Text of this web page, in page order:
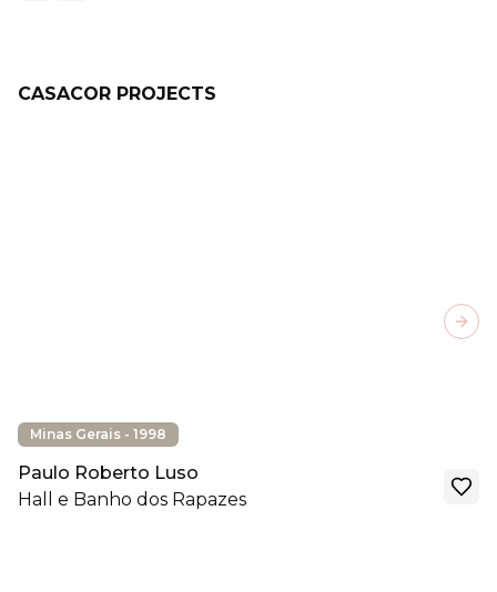
CASACOR PROJECTS
Minas Gerais - 1998
Paulo Roberto Luso
Hall e Banho dos Rapazes